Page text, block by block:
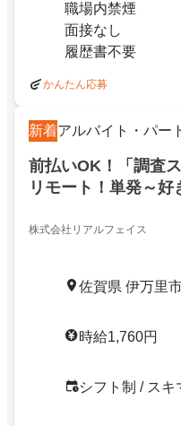
職場内禁煙
面接なし
履歴書不要
かんたん応募
新着アルバイト・パー
前払いOK！「調査
リモート！単発～
株式会社リアルフェイス
佐賀県 伊万里
時給1,760円
シフト制 / スキ